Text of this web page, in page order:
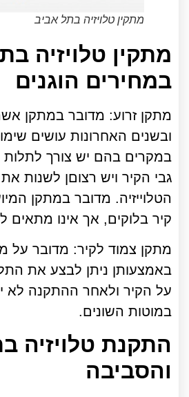
מתקין טלויזיה בתל אביב
מתקין טלויזיה
במחירים הוגנים
מתקן זרוע: מדובר במתקן
ובשנים האחרונות עושים
במקרים בהם יש צורך לתלות
גבי הקיר ויש רצוםן לשנות
הטלוייזיה. מדובר במתקן
קיר בלוקים, אך אינו מתאים
מתקן צמוד לקיר: מדובר על
באמצעותן ניתן לבצע את
על הקיר ולאחר ההתקנה לא
במוטות השונים.
התקנת טלויזיה
והסביבה